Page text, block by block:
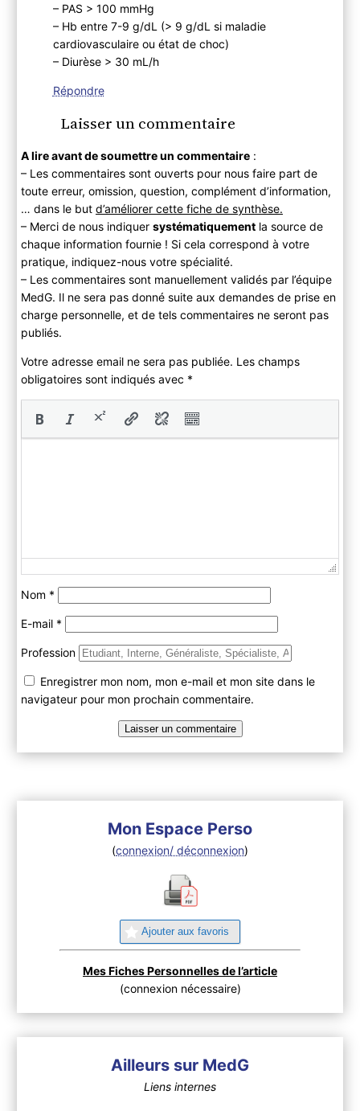
– PAS > 100 mmHg
– Hb entre 7-9 g/dL (> 9 g/dL si maladie
cardiovasculaire ou état de choc)
– Diurèse > 30 mL/h
Répondre
Laisser un commentaire
A lire avant de soumettre un commentaire:
– Les commentaires sont ouverts pour nous faire part de
toute erreur, omission, question, complément d’information,
… dans le but d’améliorer cette fiche de synthèse.
– Merci de nous indiquer systématiquementla source de
chaque information fournie ! Si cela correspond à votre
pratique, indiquez-nous votre spécialité.
– Les commentaires sont manuellement validés par l’équipe
MedG. Il ne sera pas donné suite aux demandes de prise en
charge personnelle, et de tels commentaires ne seront pas
publiés.
Votre adresse email ne sera pas publiée. Les champs
obligatoires sont indiqués avec *
Nom *
E-mail *
Profession
Enregistrer mon nom, mon e-mail et mon site dans le
navigateur pour mon prochain commentaire.
Mon Espace Perso
(connexion/ déconnexion)
Ajouter aux favoris
Mes Fiches Personnelles de l’article
(connexion nécessaire)
Ailleurs sur MedG
Liens internes